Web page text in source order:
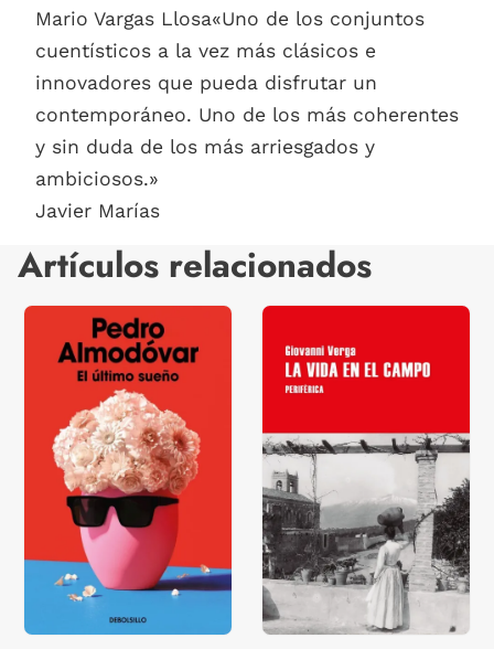
Mario Vargas Llosa«Uno de los conjuntos
cuentísticos a la vez más clásicos e
innovadores que pueda disfrutar un
contemporáneo. Uno de los más coherentes
y sin duda de los más arriesgados y
ambiciosos.»
Javier Marías
Artículos relacionados